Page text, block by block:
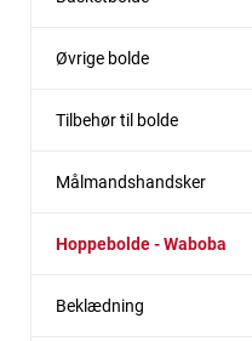
Øvrige bolde
Tilbehør til bolde
Målmandshandsker
Hoppebolde - Waboba
Beklædning